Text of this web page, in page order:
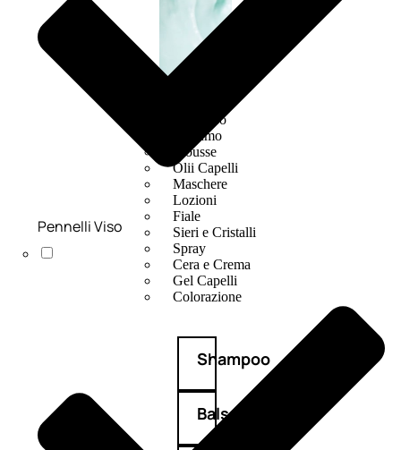
Shampoo
Balsamo
Mousse
Olii Capelli
Maschere
Lozioni
Fiale
Sieri e Cristalli
Spray
Cera e Crema
Gel Capelli
Colorazione
Shampoo
Balsamo
Pennelli Viso